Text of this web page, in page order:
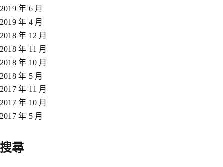
2019 年 6 月
2019 年 4 月
2018 年 12 月
2018 年 11 月
2018 年 10 月
2018 年 5 月
2017 年 11 月
2017 年 10 月
2017 年 5 月
搜尋